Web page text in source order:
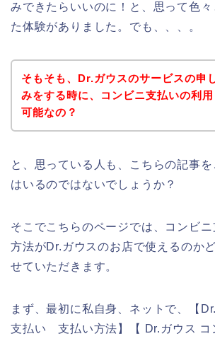
みできたらいいのに！と、思って色
た体験がありました。でも、、、。
そもそも、Dr.ガウスのサービスの申
みをする時に、コンビニ支払いの利用
可能なの？
と、思っている人も、こちらの記事
はいるのではないでしょうか？
そこでこちらのページでは、コンビ
方法がDr.ガウスのお店で使えるのか
せていただきます。
まず、最初に私自身、ネットで、【
支払い 支払い方法】【 Dr.ガウス